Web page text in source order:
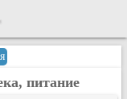
питание